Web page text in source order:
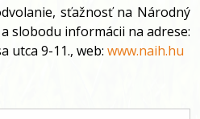
sťažnosť na Národný
slobodu informácii na adrese:
utca 9-11., web: www.naih.hu